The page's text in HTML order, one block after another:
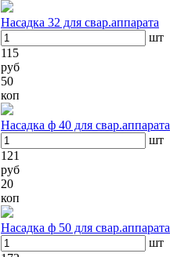
Насадка 32 для свар.аппарата
шт
115
руб
50
коп
Насадка ф 40 для свар.аппарата
шт
121
руб
20
коп
Насадка ф 50 для свар.аппарата
шт